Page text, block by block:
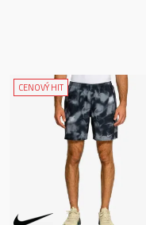
CENOVÝ HIT